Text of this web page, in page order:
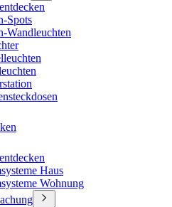
Spots
Wandleuchten
Haus
Wohnung